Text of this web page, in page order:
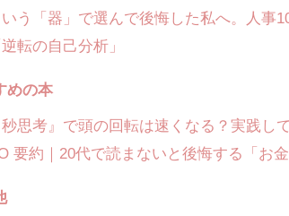
う「器」で選んで後悔した私へ。人事
転の自己分析」
めの本
秒思考』で頭の回転は速くなる？実践し
要約｜20代で読まないと後悔する「お